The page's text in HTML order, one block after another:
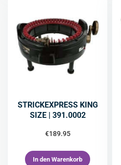
STRICKEXPRESS KING
SIZE | 391.0002
€189.95
In den Warenkorb